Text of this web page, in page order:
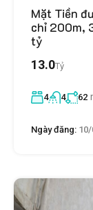
Mặt Tiền
chỉ 200m,
tỷ
13.0Tỷ
4 4 62
Ngày đăng: